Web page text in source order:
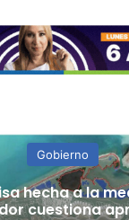
Gobierno
hecha a la
cuestiona